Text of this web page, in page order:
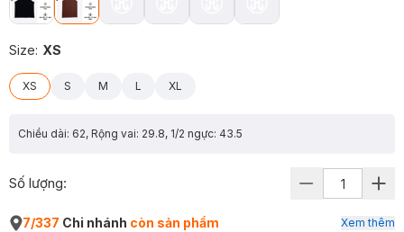
Size: XS
XS S M L XL
Chiều dài: 62, Rộng vai: 29.8, 1/2 ngực: 43.5
Số lượng:
7/337 Chi nhánh còn sản phẩm Xem thêm